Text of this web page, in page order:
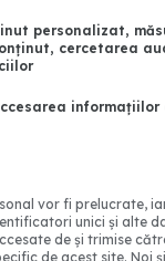
noi
Cum își
personalizat,
cercetarea
informațiilor
vor fi prelucrate,
unici și alte
de și trimise
de acest site. Noi